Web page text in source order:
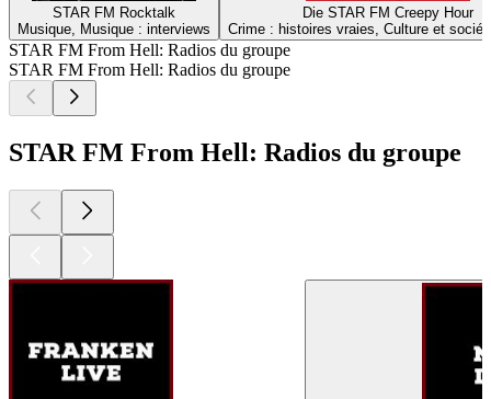
STAR FM Rocktalk
Musique, Musique : interviews
Die STAR FM Creepy Hour
Crime : histoires vraies, Culture et
STAR FM From Hell: Radios du groupe
STAR FM From Hell: Radios du groupe
STAR FM From Hell: Radios du groupe